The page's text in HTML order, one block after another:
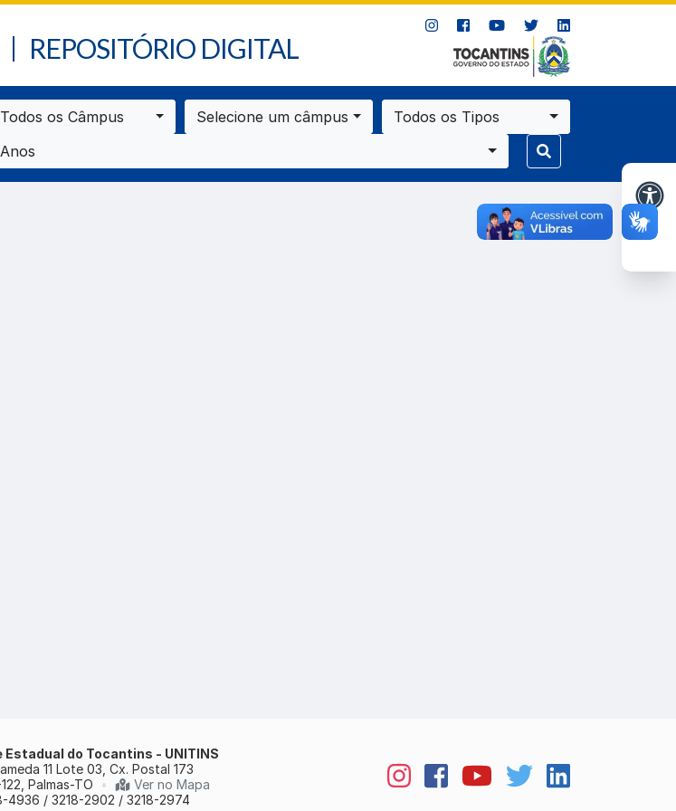
REPOSITÓRIO DIGITAL
Todos os Câmpus Selecione um câmpus
Todos os Tipos
Anos
Estadual do Tocantins - UNITINS
11 Lote 03, Cx. Postal 173
Palmas-TO
•
Ver no Mapa
4936 / 3218-2902 / 3218-2974